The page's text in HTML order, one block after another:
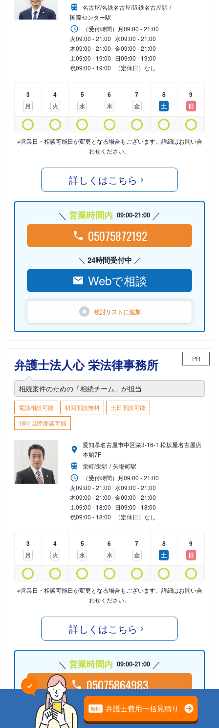
名古屋/名鉄名古屋/近鉄名古屋駅
国際センター駅
（受付時間） 月09:00 - 21:00
火09:00 - 21:00 水09:00 - 21:00
木09:00 - 21:00 金09:00 - 21:00
土09:00 - 19:00 日09:00 - 19:00
祝09:00 - 19:00 （定休日）なし
3
月
4
火
5
水
6
木
7
金
8
土
9
日
※営業日・相談可能日が変更となる場合もございます。詳細はお問い合
わせください。
詳しくはこちら
営業時間内 09:00-21:00
05075872192
24時間受付中
Webで相談
検討リストに追加
弁護士法人心 栄法律事務所 PR
相続案件のための「相続チーム」が担当
電話相談可能 初回面談無料
土日面談可能
18時以降面談可能
愛知県名古屋市中区栄3-16-1 松坂屋名古屋店
本館7F
栄町/栄駅
矢場町駅
（受付時間） 月09:00 - 21:00
火09:00 - 21:00 水09:00 - 21:00
木09:00 - 21:00 金09:00 - 21:00
土09:00 - 18:00 日09:00 - 18:00
祝09:00 - 18:00 （定休日）なし
3
月
4
火
5
水
6
木
7
金
8
土
9
日
※営業日・相談可能日が変更となる場合もございます。詳細はお問い合
わせください。
詳しくはこちら
営業時間内 09:00-21:00
05075864983
24時間受付中